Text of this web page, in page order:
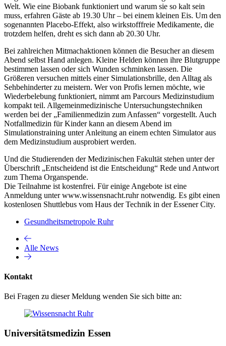
Welt. Wie eine Biobank funktioniert und warum sie so kalt sein
muss, erfahren Gäste ab 19.30 Uhr – bei einem kleinen Eis. Um den
sogenannten Placebo-Effekt, also wirkstofffreie Medikamente, die
trotzdem helfen, dreht es sich dann ab 20.30 Uhr.
Bei zahlreichen Mitmachaktionen können die Besucher an diesem
Abend selbst Hand anlegen. Kleine Helden können ihre Blutgruppe
bestimmen lassen oder sich Wunden schminken lassen. Die
Größeren versuchen mittels einer Simulationsbrille, den Alltag als
Sehbehinderter zu meistern. Wer von Profis lernen möchte, wie
Wiederbelebung funktioniert, nimmt am Parcours Medizinstudium
kompakt teil. Allgemeinmedizinische Untersuchungstechniken
werden bei der „Familienmedizin zum Anfassen“ vorgestellt. Auch
Notfallmedizin für Kinder kann an diesem Abend im
Simulationstraining unter Anleitung an einem echten Simulator aus
dem Medizinstudium ausprobiert werden.
Und die Studierenden der Medizinischen Fakultät stehen unter der
Überschrift „Entscheidend ist die Entscheidung“ Rede und Antwort
zum Thema Organspende.
Die Teilnahme ist kostenfrei. Für einige Angebote ist eine
Anmeldung unter www.wissensnacht.ruhr notwendig. Es gibt einen
kostenlosen Shuttlebus vom Haus der Technik in der Essener City.
Gesundheitsmetropole Ruhr
Alle News
Kontakt
Bei Fragen zu dieser Meldung wenden Sie sich bitte an:
Universitätsmedizin Essen